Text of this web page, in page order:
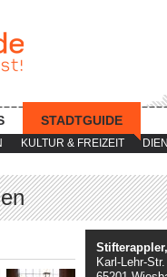
KULTUR & FREIZEIT
STADTGUIDE
Karl-Lehr-